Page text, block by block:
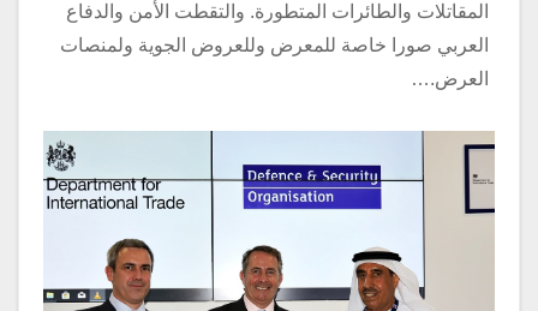
المقاتلات والطائرات المتطورة. والتقطت الأمن والدفاع
العربي صورا خاصة للمعرض وللعروض الجوية ولمنصات
العرض.…